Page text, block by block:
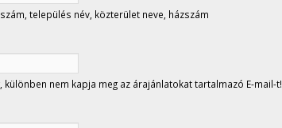
település név, közterület neve, házszám
nem kapja meg az árajánlatokat tartalmazó E-mail-t!